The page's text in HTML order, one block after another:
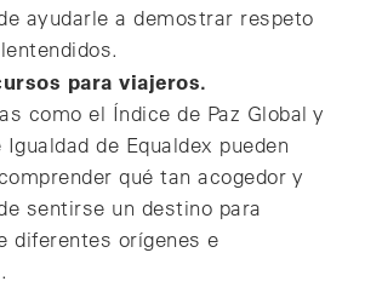
ayudarle a demostrar respeto
para viajeros.
como el Índice de Paz Global y
de Equaldex pueden
qué tan acogedor y
sentirse un destino para
diferentes orígenes e